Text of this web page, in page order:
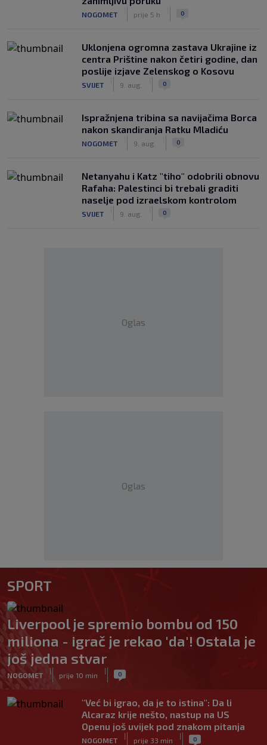
NOGOMET prije 5 h 0
Uklonjena ogromna zastava Ukrajine iz
centra Prištine nakon četiri godine, dan
poslije izjave Zelenskog o Kosovu
SVIJET 9. aug. 0
Ispražnjena tribina sa navijačima Borca
nakon skandiranja Ratku Mladiću
NOGOMET 9. aug. 0
Netanyahu i Katz "tiho" odobrili obnovu
Rafaha: Palestinci bi trebali graditi
naselje pod izraelskom kontrolom
SVIJET 9. aug. 0
Oglas
Oglas
SPORT
Liverpool je spremio bombu od 150
miliona - igrač je rekao 'da'! Ostala je
još jedna stvar
NOGOMET
|
prije 10 min
| 0
"Već bi igrao, da je to istina": Da li
Alcaraz krije nešto, nastup na US
Openu još uvijek pod znakom pitanja
NOGOMET
|
prije 33 min
| 0